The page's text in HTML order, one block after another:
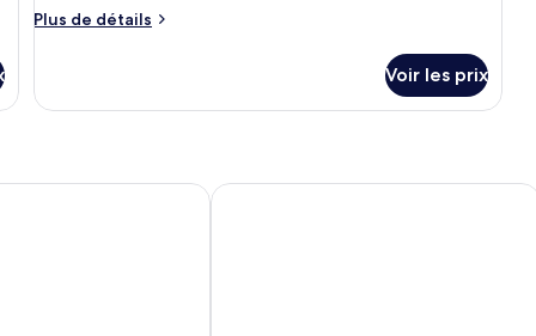
chambre :
2
Plus de détails
Plus
le
Chambre
Voir les prix
Hyatt Regency Seattle